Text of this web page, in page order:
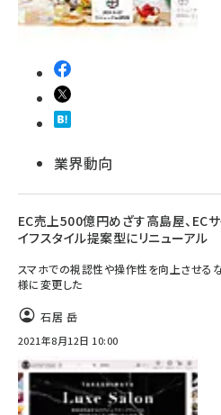
業界動向
EC売上500億円めざす高島屋、ECサ
イフスタイル提案型にリニューアル
スマホでの視認性や操作性を向上させるな
様に変更した
石居 岳
2021年8月12日 10:00